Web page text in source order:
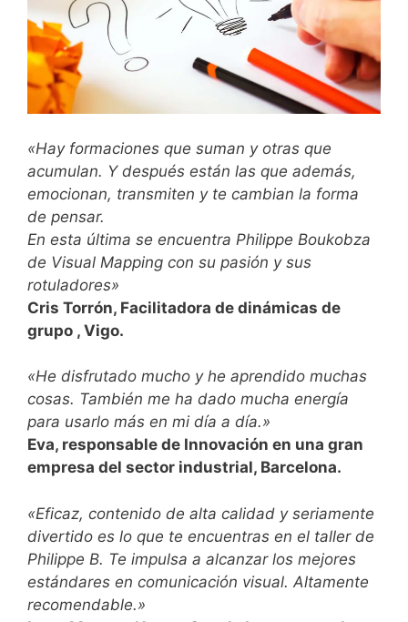
«Hay formaciones que suman y otras que
acumulan. Y después están las que además,
emocionan, transmiten y te cambian la forma
de pensar.
En esta última se encuentra Philippe Boukobza
de Visual Mapping con su pasión y sus
rotuladores»
Cris Torrón, Facilitadora de dinámicas de
grupo , Vigo.
«He disfrutado mucho y he aprendido muchas
cosas. También me ha dado mucha energía
para usarlo más en mi día a día.»
Eva, responsable de Innovación en una gran
empresa del sector industrial, Barcelona.
«Eficaz, contenido de alta calidad y seriamente
divertido es lo que te encuentras en el taller de
Philippe B. Te impulsa a alcanzar los mejores
estándares en comunicación visual. Altamente
recomendable.»